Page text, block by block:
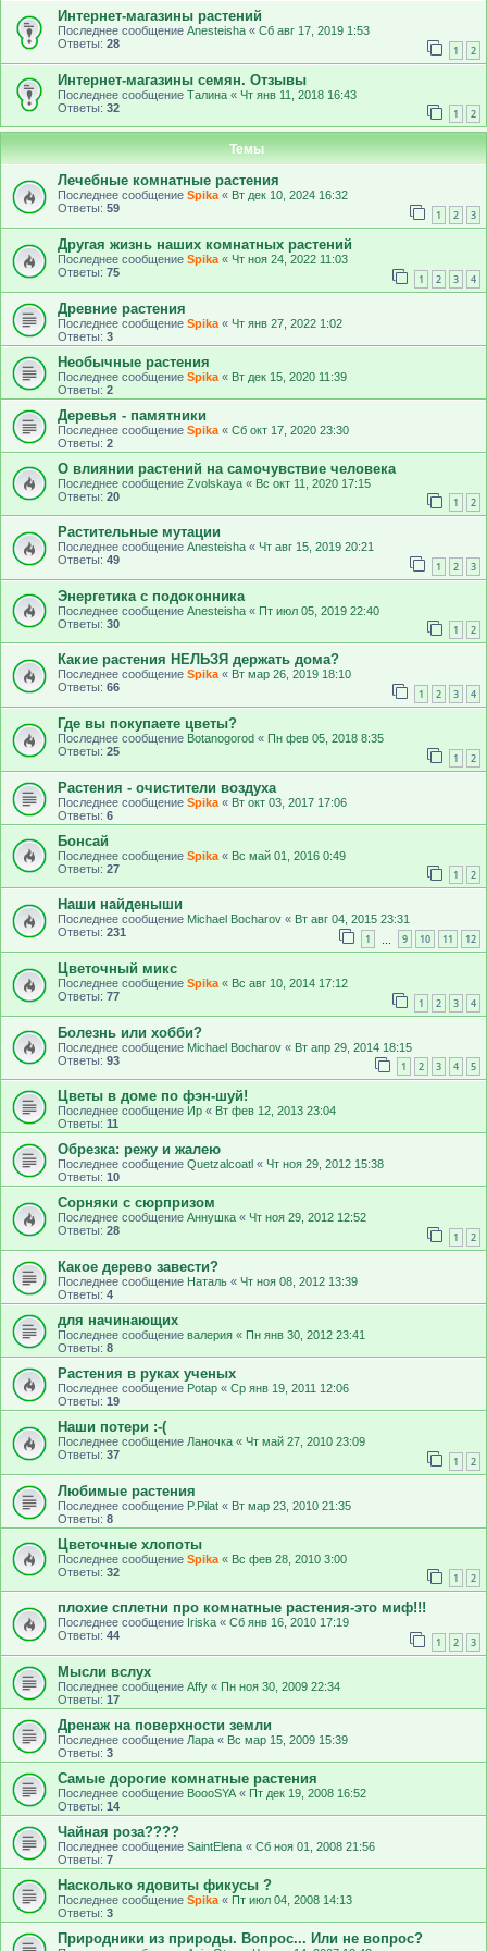
Интернет-магазины растений
Последнее сообщение Anesteisha « Сб авг 17, 2019 1:53
Ответы: 28 1 2
Интернет-магазины семян. Отзывы
Последнее сообщение Талина « Чт янв 11, 2018 16:43
Ответы: 32 1 2
Темы
Лечебные комнатные растения
Последнее сообщение Spika « Вт дек 10, 2024 16:32
Ответы: 59 1 2 3
Другая жизнь наших комнатных растений
Последнее сообщение Spika « Чт ноя 24, 2022 11:03
Ответы: 75 1 2 3 4
Древние растения
Последнее сообщение Spika « Чт янв 27, 2022 1:02
Ответы: 3
Необычные растения
Последнее сообщение Spika « Вт дек 15, 2020 11:39
Ответы: 2
Деревья - памятники
Последнее сообщение Spika « Сб окт 17, 2020 23:30
Ответы: 2
О влиянии растений на самочувствие человека
Последнее сообщение Zvolskaya « Вс окт 11, 2020 17:15
Ответы: 20 1 2
Растительные мутации
Последнее сообщение Anesteisha « Чт авг 15, 2019 20:21
Ответы: 49 1 2 3
Энергетика с подоконника
Последнее сообщение Anesteisha « Пт июл 05, 2019 22:40
Ответы: 30 1 2
Какие растения НЕЛЬЗЯ держать дома?
Последнее сообщение Spika« Вт мар 26, 2019 18:10
Ответы: 66 1 2 3 4
Где вы покупаете цветы?
Последнее сообщение Botanogorod « Пн фев 05, 2018 8:35
Ответы: 25 1 2
Растения - очистители воздуха
Последнее сообщение Spika « Вт окт 03, 2017 17:06
Ответы: 6
Бонсай
Последнее сообщение Spika « Вс май 01, 2016 0:49
Ответы: 27 1 2
Наши найденыши
Последнее сообщение Michael Bocharov « Вт авг 04, 2015 23:31
Ответы: 231 1 9 10 11 12
Цветочный микс
Последнее сообщение Spika « Вс авг 10, 2014 17:12
Ответы: 77 1 2 3 4
Болезнь или хобби?
Последнее сообщение Michael Bocharov « Вт апр 29, 2014 18:15
Ответы: 93 1 2 3 4 5
Цветы в доме по фэн-шуй!
Последнее сообщение Ир « Вт фев 12, 2013 23:04
Ответы: 11
Обрезка: режу и жалею
Последнее сообщение Quetzalcoatl « Чт ноя 29, 2012 15:38
Ответы: 10
Сорняки с сюрпризом
Последнее сообщение Аннушка « Чт ноя 29, 2012 12:52
Ответы: 28 1 2
Какое дерево завести?
Последнее сообщение Наталь « Чт ноя 08, 2012 13:39
Ответы: 4
для начинающих
Последнее сообщение валерия « Пн янв 30, 2012 23:41
Ответы: 8
Растения в руках ученых
Последнее сообщение Potap « Ср янв 19, 2011 12:06
Ответы: 19
Наши потери :-(
Последнее сообщение Ланочка « Чт май 27, 2010 23:09
Ответы: 37 1 2
Любимые растения
Последнее сообщение P.Pilat « Вт мар 23, 2010 21:35
Ответы: 8
Цветочные хлопоты
Последнее сообщение Spika « Вс фев 28, 2010 3:00
Ответы: 32 1 2
плохие сплетни про комнатные растения-это миф!!!
Последнее сообщение Iriska « Сб янв 16, 2010 17:19
Ответы: 44 1 2 3
Мысли вслух
Последнее сообщение Affy « Пн ноя 30, 2009 22:34
Ответы: 17
Дренаж на поверхности земли
Последнее сообщение Лара « Вс мар 15, 2009 15:39
Ответы: 3
Самые дорогие комнатные растения
Последнее сообщение BoooSYA « Пт дек 19, 2008 16:52
Ответы: 14
Чайная роза????
Последнее сообщение SaintElena « Сб ноя 01, 2008 21:56
Ответы: 7
Насколько ядовиты фикусы ?
Последнее сообщение Spika « Пт июл 04, 2008 14:13
Ответы: 3
Природники из природы. Вопрос... Или не вопрос?